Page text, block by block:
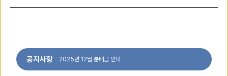
공지사항 2025년 12월 분배금 안내